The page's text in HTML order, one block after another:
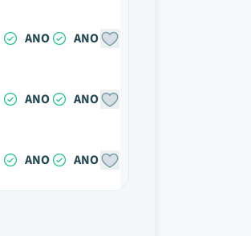
ANO ANO
ANO ANO
ANO ANO